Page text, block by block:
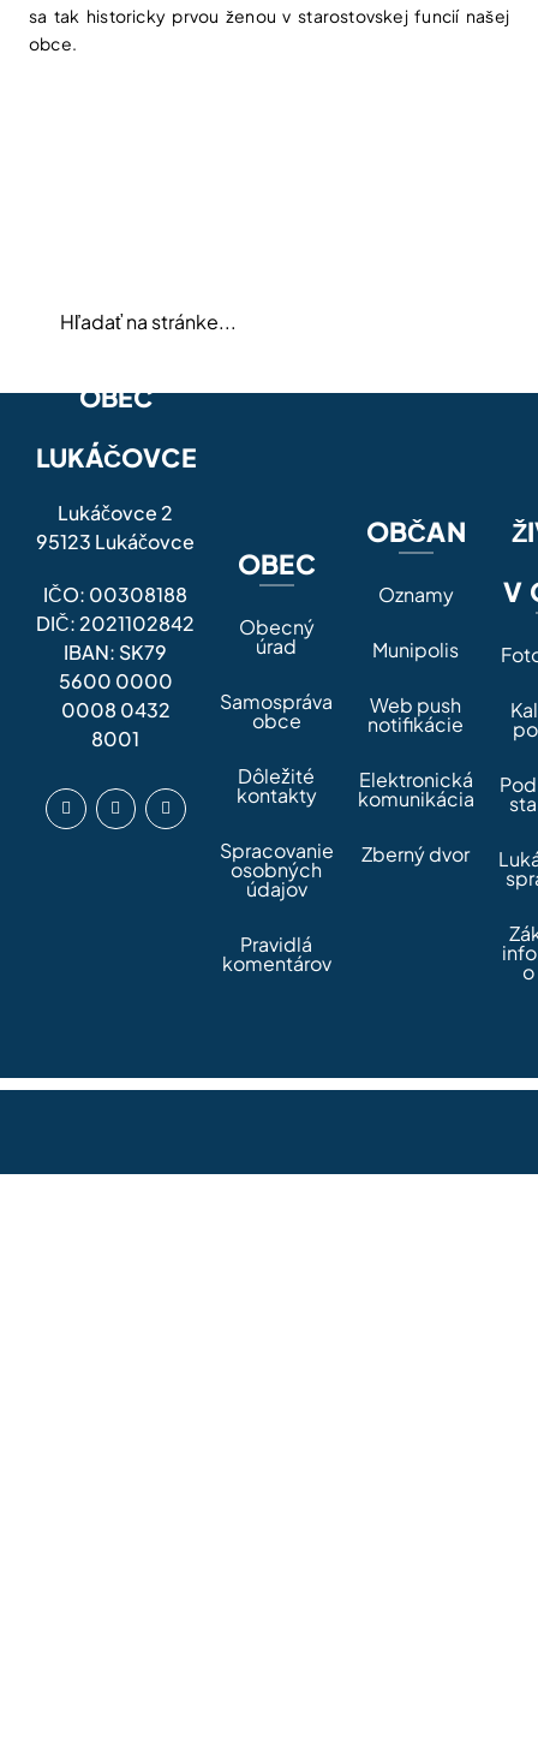
sa tak historicky prvou ženou v starostovskej funcií našej
obce.
OBEC
LUKÁČOVCE
Lukáčovce 2
95123 Lukáčovce
IČO: 00308188
DIČ: 2021102842
IBAN: SK79
5600 0000
0008 0432
8001
OBEC
Obecný
úrad
Samospráva
obce
Dôležité
kontakty
Spracovanie
osobných
údajov
Pravidlá
komentárov
OBČAN
Oznamy
Munipolis
Web push
notifikácie
Elektronická
komunikácia
Zberný dvor
V